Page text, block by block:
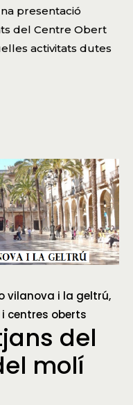
presentació
del Centre Obert
activitats dutes
vilanova i la geltrú
i centres oberts
del
molí